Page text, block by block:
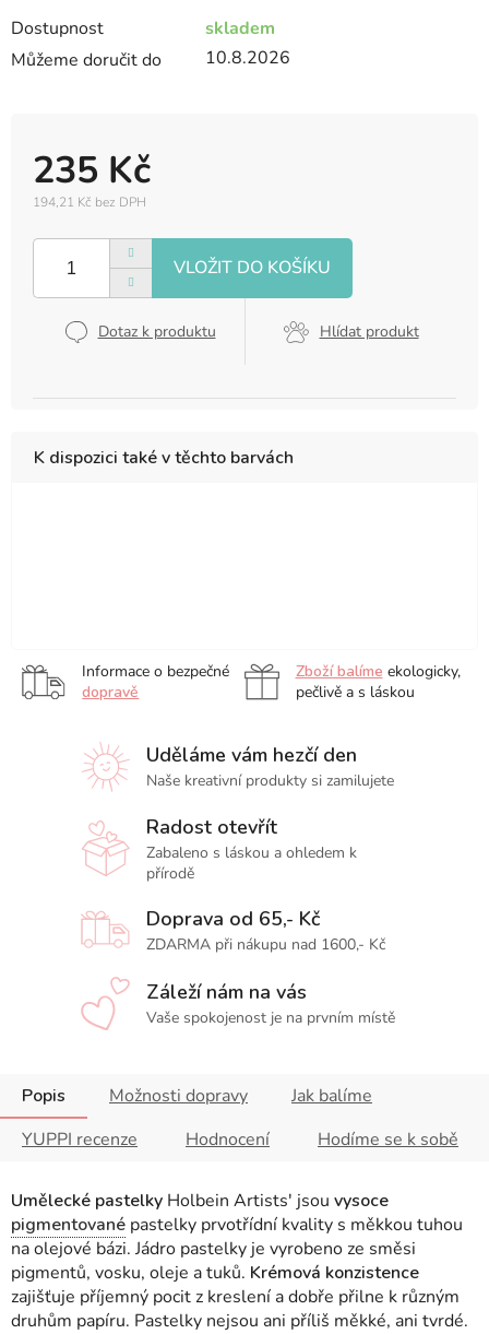
Dostupnost
skladem
Můžeme doručit do
10.8.2026
235 Kč
194,21 Kč bez DPH
cena:
Dotaz k produktu Hlídat produkt
K dispozici také v těchto barvách
6
ks
6
ks
Informace o bezpečné
dopravě
Zboží balíme ekologicky,
pečlivě a s láskou
Uděláme vám hezčí den
Naše kreativní produkty si zamilujete
Radost otevřít
Zabaleno s láskou a ohledem k
přírodě
Doprava od 65,- Kč
ZDARMA při nákupu nad 1600,- Kč
Záleží nám na vás
Vaše spokojenost je na prvním místě
Popis Možnosti dopravy
Jak balíme
YUPPI recenze
Hodnocení Hodíme se k sobě
Umělecké pastelky Holbein Artists' jsou vysoce
pigmentované pastelky prvotřídní kvality s měkkou tuhou
na olejové bázi. Jádro pastelky je vyrobeno ze směsi
pigmentů, vosku, oleje a tuků. Krémová konzistence
zajišťuje příjemný pocit z kreslení a dobře přilne k různým
druhům papíru. Pastelky nejsou ani příliš měkké, ani tvrdé.